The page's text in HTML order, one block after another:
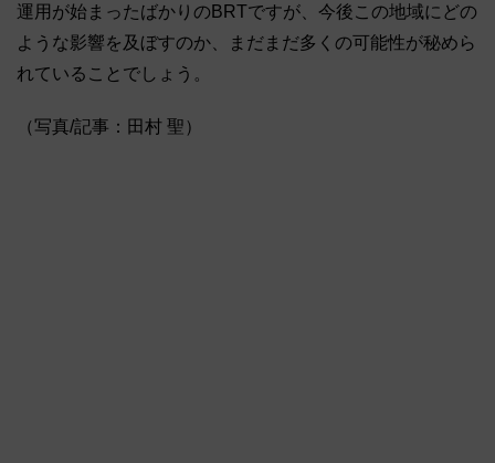
運用が始まったばかりのBRTですが、今後この地域にどの
ような影響を及ぼすのか、まだまだ多くの可能性が秘めら
れていることでしょう。
（写真/記事：田村 聖）